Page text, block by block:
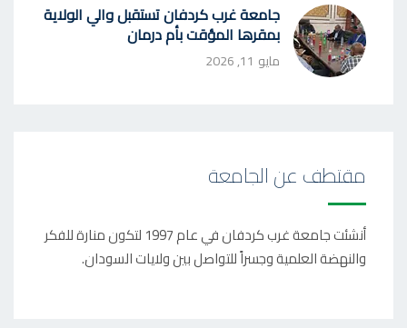
جامعة غرب كردفان تستقبل والي الولاية
بمقرها المؤقت بأم درمان
مايو 11, 2026
مقتطف عن الجامعة
أنشئت جامعة غرب كردفان في عام 1997 لتكون منارة للفكر
والنهضة العلمية وجسراً للتواصل بين ولايات السودان.